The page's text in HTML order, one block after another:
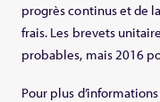
progrès continus et de
frais. Les brevets
probables, mais 2016
Pour plus